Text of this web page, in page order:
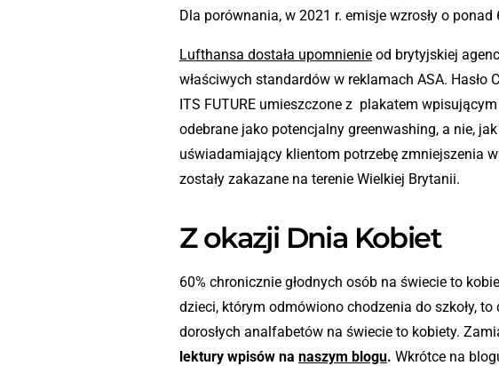
Dla porównania, w 2021 r. emisje wzrosły o ponad
Lufthansa dostała upomnienie od brytyjskiej
właściwych standardów w reklamach ASA. Hasło
ITS FUTURE umieszczone z plakatem
odebrane jako potencjalny greenwashing, a nie,
uświadamiający klientom potrzebę zmniejszenia
zostały zakazane na terenie Wielkiej Brytanii.
Z okazji Dnia Kobiet
60% chronicznie głodnych osób na świecie to
dzieci, którym odmówiono chodzenia do szkoły,
dorosłych analfabetów na świecie to kobiety.
lektury wpisów na naszym blogu. Wkrótce na